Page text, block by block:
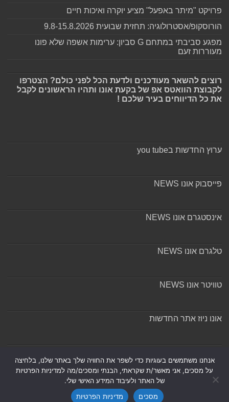
פרויקט "מיתר באפעל" מציע יוקרה ואיכות חיים
הורוסקופ/אסטרולוגיה: תחזית שבועית 9.8-15.8.2026
מפגע סביבתי במתחם G סביון: ערימות אשפה שלא פונו
מעוררות זעם
רוצים להשאר מעודכנים ולדעת הכל לפני כולם? הצטרפו
לקבוצת הוואטס אפ של בקעת אונו ותהיו הראשונים לקבל
את כל הדיווחים בעיר שלכם !
ערוץ החדשות בyou tube
פייסבוק אונו NEWS
אינסטגרם אונו NEWS
טלגרם אונו NEWS
טוויטר אונו NEWS
אונו ניוז אתר החדשות
אנחנו משתמשים בעוגיות כדי לשפר את החוויה שלך באתר שלנו, בלחיצה
על מסכים, אני מאשר/ת שקראתי, הבנתי ומסכים/מה למדיניות הפרטיות
של האתר ולעיבוד המידע האישי שלי.
מסכים
מדיניות הפרטיות